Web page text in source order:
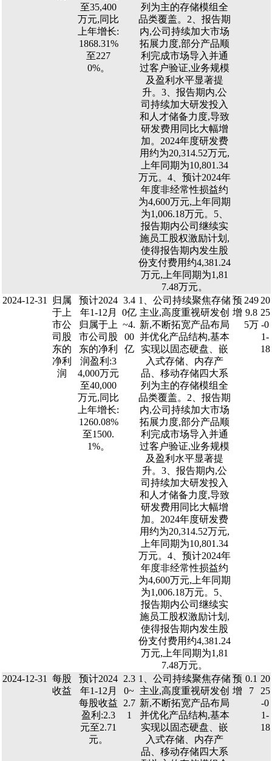
至35,400
万元,同比
上年增长:
1868.31%
至227
0%。
列为主的存储模组全
品类覆盖。2、报告期
内,公司持续加大市场
拓展力度,部分产品顺
利完成市场导入并通
过客户验证,业务规模
及盈利水平显著提
升。3、报告期内,公
司持续加大研发投入
和人才储备力度,导致
研发费用同比大幅增
加。2024年度研发费
用约为20,314.52万元,
上年同期为10,801.34
万元。4、预计2024年
年度非经常性损益约
为4,600万元,上年同期
为1,006.18万元。5、
报告期内公司继续实
施员工股权激励计划,
使得报告期内发生股
份支付费用约4,381.24
万元,上年同期为1,81
7.48万元。
2024-12-31
归属
于上
市公
司股
东的
净利
润
预计2024
年1-12月
归属于上
市公司股
东的净利
润盈利:3
4,000万元
至40,000
万元,同比
上年增长:
1260.08%
至1500.
1%。
3.4
0亿
~4.
00
亿
1、公司持续聚焦存储
主业,高度重视研发创
新,不断拓宽产品布局
并优化产品结构,基本
实现以固态硬盘、嵌
入式存储、内存产
品、移动存储四大系
列为主的存储模组全
品类覆盖。2、报告期
内,公司持续加大市场
拓展力度,部分产品顺
利完成市场导入并通
过客户验证,业务规模
及盈利水平显著提
升。3、报告期内,公
司持续加大研发投入
和人才储备力度,导致
研发费用同比大幅增
加。2024年度研发费
用约为20,314.52万元,
上年同期为10,801.34
万元。4、预计2024年
年度非经常性损益约
为4,600万元,上年同期
为1,006.18万元。5、
报告期内公司继续实
施员工股权激励计划,
使得报告期内发生股
份支付费用约4,381.24
万元,上年同期为1,81
7.48万元。
预
增
249
9.8
5万
20
25
-0
1-
18
2024-12-31
每股
收益
预计2024
年1-12月
每股收益
盈利:2.3
元至2.71
元。
2.3
0~
2.7
1
1、公司持续聚焦存储
主业,高度重视研发创
新,不断拓宽产品布局
并优化产品结构,基本
实现以固态硬盘、嵌
入式存储、内存产
品、移动存储四大系
预
增
0.1
7
20
25
-0
1-
18